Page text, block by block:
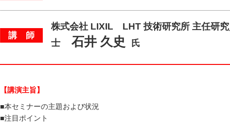
講 師
株式会社 LIXIL LHT 技術研究所 主任研究
士
石井 久史 氏
【講演主旨】
■本セミナーの主題および状況
■注目ポイント